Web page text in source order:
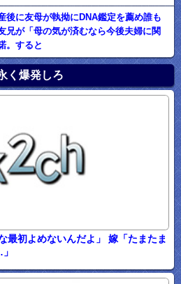
後に友母が執拗にDNA鑑定を薦め誰も
兄が「母の気が済むなら今後夫婦に関
。すると
く爆発しろ
最初よめないんだよ」 嫁「たまたま